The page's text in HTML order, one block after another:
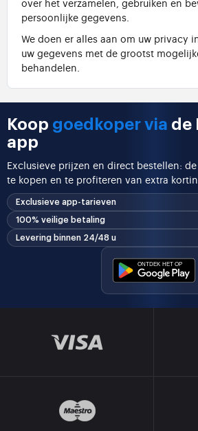
persoonlijke gegevens.
We doen er alles aan om uw privacy
uw gegevens met de grootst
behandelen.
Koop goedkoper via de
app
Exclusieve prijzen en direct bestellen:
te kopen en te profiteren van extra
Exclusieve app-tarieven
100% veilige betaling
Levering binnen 24/48 u